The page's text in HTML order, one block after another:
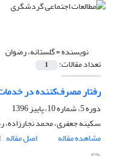
نویسنده =گلستانه، رضوان
تعداد مقالات: 1
رفتار مصرف‌کننده در
دوره 5، شماره 10، پاییز 1396
سکینه جعفری، محمد
مشاهده مقاله
اصل مقاله